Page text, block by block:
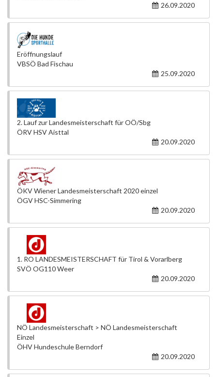
26.09.2020
Eröffnungslauf
VBSÖ Bad Fischau
25.09.2020
2. Lauf zur Landesmeisterschaft für OÖ/Sbg
ÖRV HSV Aisttal
20.09.2020
ÖKV Wiener Landesmeisterschaft 2020 einzel
ÖGV HSC-Simmering
20.09.2020
1. RO LANDESMEISTERSCHAFT für Tirol & Vorarlberg
SVÖ OG110 Weer
20.09.2020
NÖ Landesmeisterschaft > NÖ Landesmeisterschaft
Einzel
ÖHV Hundeschule Berndorf
20.09.2020